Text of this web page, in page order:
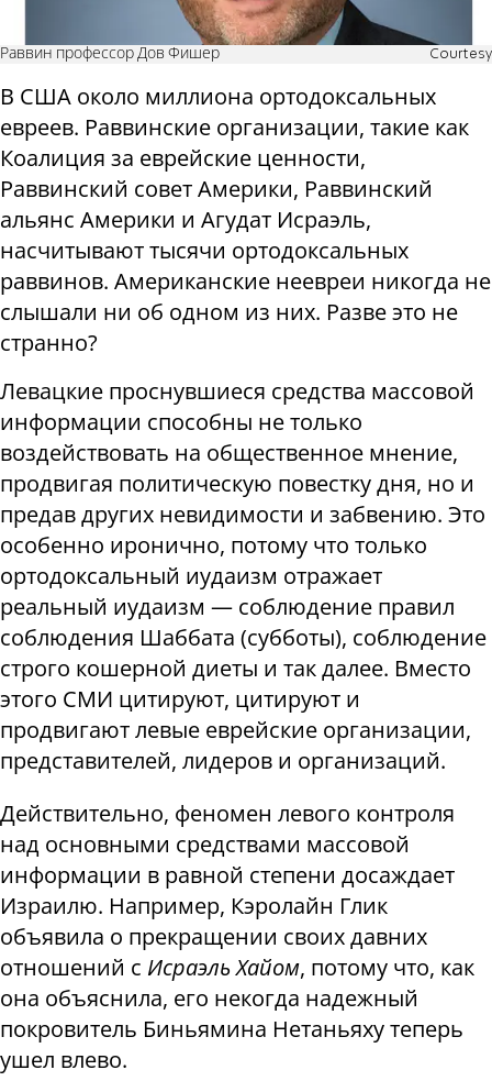
Раввин профессор Дов Фишер Courtesy
В США около миллиона ортодоксальных
евреев. Раввинские организации, такие как
Коалиция за еврейские ценности,
Раввинский совет Америки, Раввинский
альянс Америки и Агудат Исраэль,
насчитывают тысячи ортодоксальных
раввинов. Американские неевреи никогда не
слышали ни об одном из них. Разве это не
странно?
Левацкие проснувшиеся средства массовой
информации способны не только
воздействовать на общественное мнение,
продвигая политическую повестку дня, но и
предав других невидимости и забвению. Это
особенно иронично, потому что только
ортодоксальный иудаизм отражает
реальный иудаизм — соблюдение правил
соблюдения Шаббата (субботы), соблюдение
строго кошерной диеты и так далее. Вместо
этого СМИ цитируют, цитируют и
продвигают левые еврейские организации,
представителей, лидеров и организаций.
Действительно, феномен левого контроля
над основными средствами массовой
информации в равной степени досаждает
Израилю. Например, Кэролайн Глик
объявила о прекращении своих давних
отношений с Исраэль Хайом, потому что, как
она объяснила, его некогда надежный
покровитель Биньямина Нетаньяху теперь
ушел влево.